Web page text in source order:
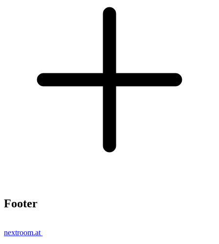
Footer
nextroom.at